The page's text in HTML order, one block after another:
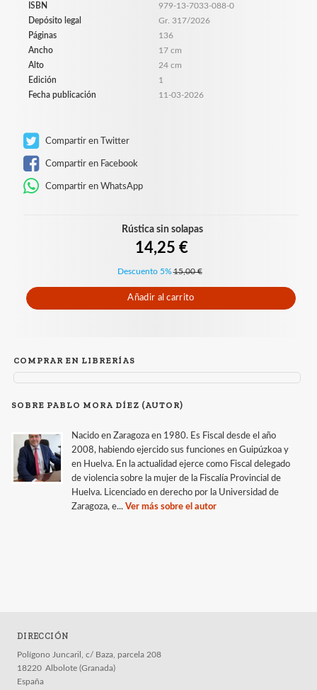
ISBN
979-13-7033-088-0
Depósito legal
Gr. 317/2026
Páginas
136
Ancho
17 cm
Alto
24 cm
Edición
1
Fecha publicación
11-03-2026
Compartir en Twitter
Compartir en Facebook
Compartir en WhatsApp
Rústica sin solapas
14,25 €
Descuento 5% 15,00 €
Añadir al carrito
COMPRAR EN LIBRERÍAS
SOBRE PABLO MORA DÍEZ (AUTOR)
Nacido en Zaragoza en 1980. Es Fiscal desde el año
2008, habiendo ejercido sus funciones en Guipúzkoa y
en Huelva. En la actualidad ejerce como Fiscal delegado
de violencia sobre la mujer de la Fiscalía Provincial de
Huelva. Licenciado en derecho por la Universidad de
Zaragoza, e... Ver más sobre el autor
DIRECCIÓN
Polígono Juncaril, c/ Baza, parcela 208
18220 Albolote (Granada)
España